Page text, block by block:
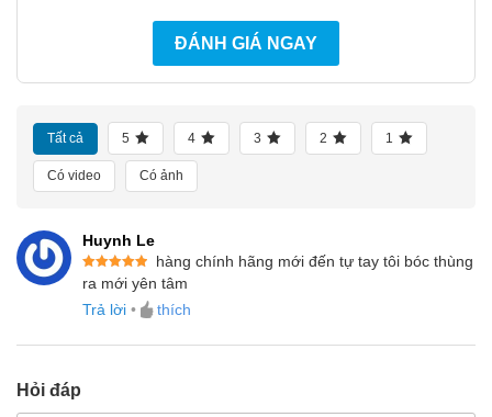
ĐÁNH GIÁ NGAY
Tất cả 5 4 3 2 1
Có video Có ảnh
Huynh Le
Được xếp
hạng55
sao
hàng chính hãng mới đến tự tay tôi bóc thùng
ra mới yên tâm
Trả lời • thích
Hỏi đáp